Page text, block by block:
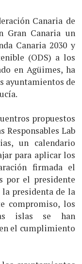
Canaria de
Gran Canaria un
Canaria 2030 y
(ODS) a los
en Agüimes, ha
ayuntamientos de
propuestos
Responsables Lab
un calendario
para aplicar los
firmada el
por el presidente
presidenta de la
compromiso, los
islas se han
el cumplimiento